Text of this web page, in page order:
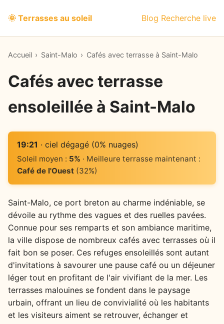
🌞 Terrasses au soleil Blog Recherche live
Accueil › Saint-Malo › Cafés avec terrasse à Saint-Malo
Cafés avec terrasse
ensoleillée à Saint-Malo
19:21 · ciel dégagé (0% nuages)
Soleil moyen : 5% · Meilleure terrasse maintenant :
Café de l'Ouest(32%)
Saint-Malo, ce port breton au charme indéniable, se
dévoile au rythme des vagues et des ruelles pavées.
Connue pour ses remparts et son ambiance maritime,
la ville dispose de nombreux cafés avec terrasses où il
fait bon se poser. Ces refuges ensoleillés sont autant
d'invitations à savourer une pause café ou un déjeuner
léger tout en profitant de l'air vivifiant de la mer. Les
terrasses malouines se fondent dans le paysage
urbain, offrant un lieu de convivialité où les habitants
et les visiteurs aiment se retrouver, échanger et